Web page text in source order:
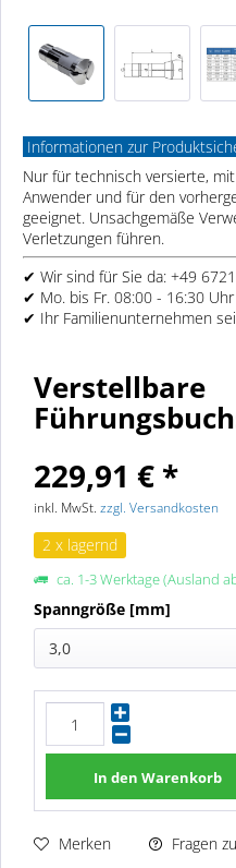
Informationen zur
Nur für technisch versierte,
Anwender und für den
geeignet. Unsachgemäße
Verletzungen führen.
✔ Wir sind für Sie da: +49
✔ Mo. bis Fr. 08:00 - 16:30 Uhr
✔ Ihr Familienunternehmen
Verstellbare
229,91 € *
inkl. MwSt. zzgl. Versandkosten
2 x lagernd
ca. 1-3 Werktage (Ausland
Spanngröße [mm]
3,0
In den Warenkorb
Merken Fragen